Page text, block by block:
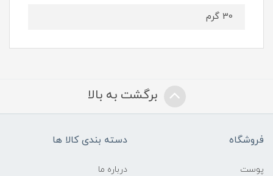
30 گرم
برگشت به بالا
فروشگاه
پوست
دسته بندی کالا ها
درباره ما